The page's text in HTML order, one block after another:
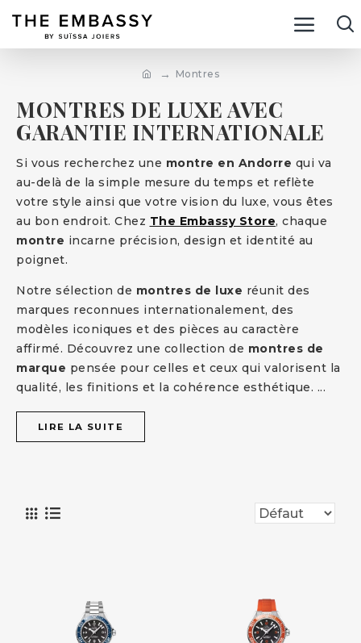
Montres
MONTRES DE LUXE AVEC
GARANTIE INTERNATIONALE
Si vous recherchez une montre en Andorre qui va
au-delà de la simple mesure du temps et reflète
votre style ainsi que votre vision du luxe, vous êtes
au bon endroit. Chez The Embassy Store, chaque
montre incarne précision, design et identité au
poignet.
Notre sélection de montres de luxe réunit des
marques reconnues internationalement, des
modèles iconiques et des pièces au caractère
affirmé. Découvrez une collection de montres de
marque pensée pour celles et ceux qui valorisent la
qualité, les finitions et la cohérence esthétique. ...
LIRE LA SUITE